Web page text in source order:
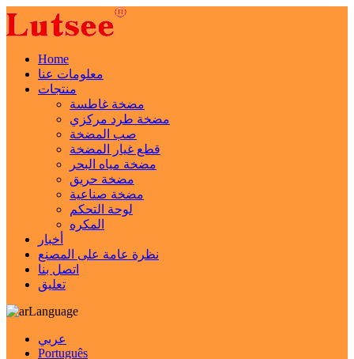
Home
معلومات عنا
منتجات
مضخة غاطسة
مضخة طرد مركزي
صب المضخة
قطع غيار المضخة
مضخة مياه البحر
مضخة حريق
مضخة صناعية
لوحة التحكم
المكره
أخبار
نظرة عامة على المصنع
اتصل بنا
تعليق
Language
عربي
Português